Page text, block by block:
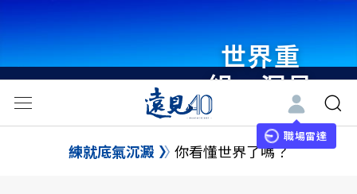
世界重
組・洞見
未來 與
世界領袖
職場雷達
練就底氣沉澱 你看懂世界了嗎？